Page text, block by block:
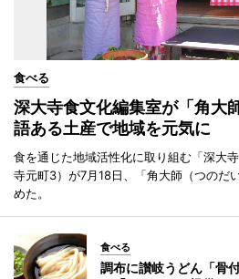
食べる
深大寺食文化編集室が「角
語ある土産で地域を元気に
食を通じた地域活性化に取り組む「深大
寺元町3）が7月18日、「角大師（つのだ
めた。
食べる
調布に讃岐うどん「骨